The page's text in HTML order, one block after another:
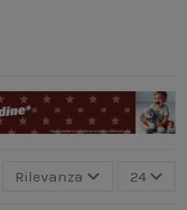
Rilevanza 24